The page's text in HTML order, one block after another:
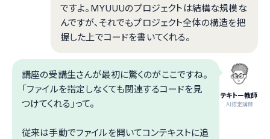
ですよ。MYUUUのプロジェクトは結構な規模な
んですが、それでもプロジェクト全体の構造を把
握した上でコードを書いてくれる。
テキトー教師
.AI認定講師
講座の受講生さんが最初に驚くのがここですね。
「ファイルを指定しなくても関連するコードを見
つけてくれる」って。
従来は手動でファイルを開いてコンテキストに追